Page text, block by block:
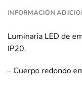
INFORMACIÓN
Luminaria LED de
IP20.
– Cuerpo redondo